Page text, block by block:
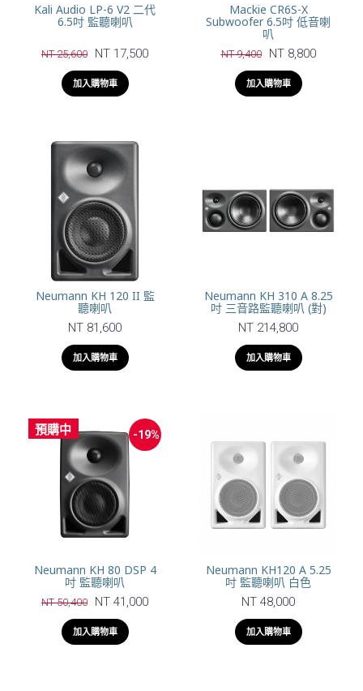
Kali Audio LP-6 V2 二代
6.5吋 監聽喇叭
NT 25,600 NT 17,500
加入購物車
Mackie CR6S-X
Subwoofer 6.5吋 低音喇
叭
NT 9,400 NT 8,800
加入購物車
Neumann KH 120 II 監
聽喇叭
NT 81,600
加入購物車
Neumann KH 310 A 8.25
吋 三音路監聽喇叭 (對)
NT 214,800
加入購物車
-19%
預購中
Neumann KH 80 DSP 4
吋 監聽喇叭
NT 50,400 NT 41,000
加入購物車
Neumann KH120 A 5.25
吋 監聽喇叭 白色
NT 48,000
加入購物車